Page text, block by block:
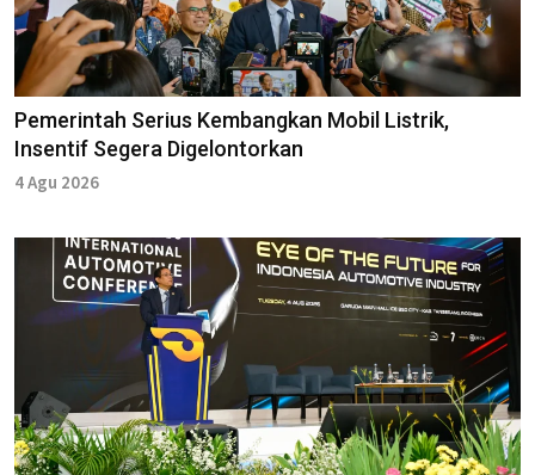
Pemerintah Serius Kembangkan Mobil Listrik,
Insentif Segera Digelontorkan
4 Agu 2026